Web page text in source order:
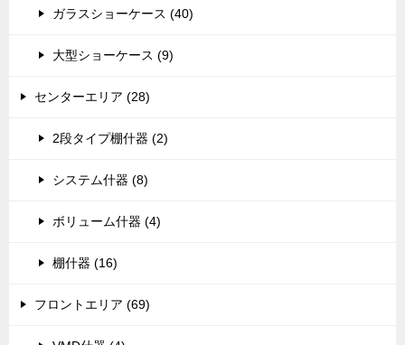
ガラスショーケース (40)
大型ショーケース (9)
センターエリア (28)
2段タイプ棚什器 (2)
システム什器 (8)
ボリューム什器 (4)
棚什器 (16)
フロントエリア (69)